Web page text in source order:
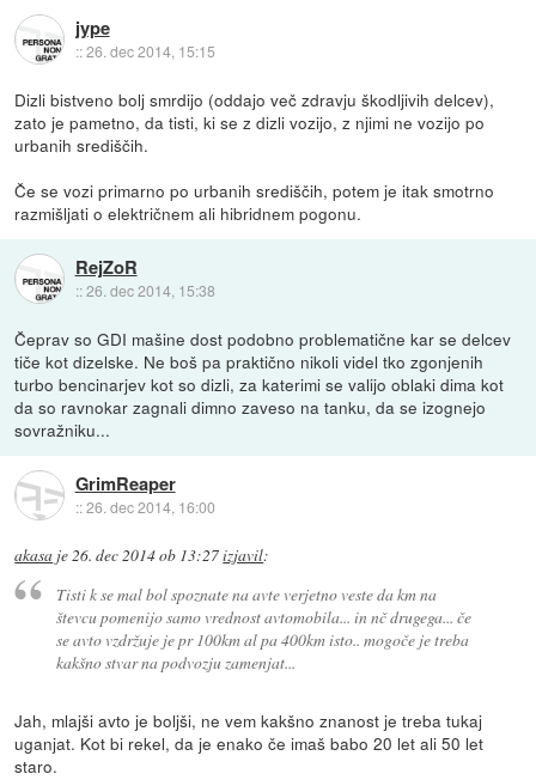
jype
::26. dec 2014, 15:15
Dizli bistveno bolj smrdijo (oddajo več zdravju škodljivih delcev),
zato je pametno, da tisti, ki se z dizli vozijo, z njimi ne vozijo po
urbanih središčih.
Če se vozi primarno po urbanih središčih, potem je itak smotrno
razmišljati o električnem ali hibridnem pogonu.
RejZoR
::26. dec 2014, 15:38
Čeprav so GDI mašine dost podobno problematične kar se delcev
tiče kot dizelske. Ne boš pa praktično nikoli videl tko zgonjenih
turbo bencinarjev kot so dizli, za katerimi se valijo oblaki dima kot
da so ravnokar zagnali dimno zaveso na tanku, da se izognejo
sovražniku...
GrimReaper
::26. dec 2014, 16:00
akasa je26. dec 2014 ob 13:27izjavil:
Tisti k se mal bol spoznate na avte verjetno veste da km na
števcu pomenijo samo vrednost avtomobila... in nč drugega... če
se avto vzdržuje je pr 100km al pa 400km isto.. mogoče je treba
kakšno stvar na podvozju zamenjat...
Jah, mlajši avto je boljši, ne vem kakšno znanost je treba tukaj
uganjat. Kot bi rekel, da je enako če imaš babo 20 let ali 50 let
staro.